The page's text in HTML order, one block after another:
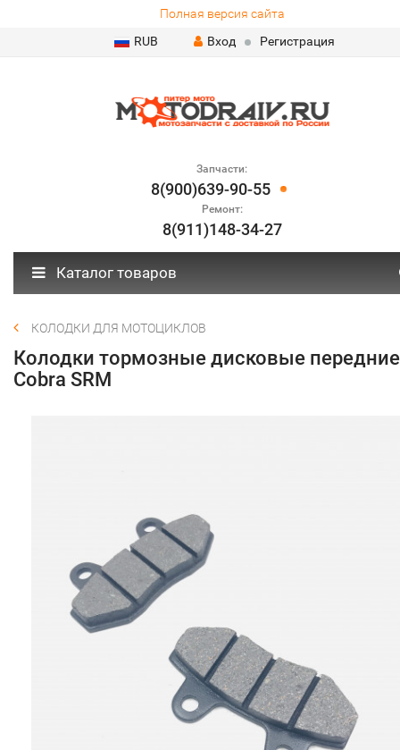
Полная версия сайта
RUB
Вход Регистрация
Запчасти:
8(900)639-90-55
Ремонт:
8(911)148-34-27
Каталог товаров
КОЛОДКИ ДЛЯ МОТОЦИКЛОВ
Колодки тормозные дисковые передние
Cobra SRM